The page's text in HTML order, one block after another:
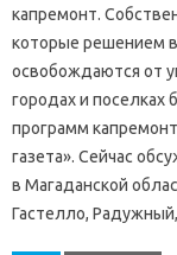
капремонт.
которые решением
освобождаются от
городах и поселках
программ
газета». Сейчас
в Магаданской
Гастелло,